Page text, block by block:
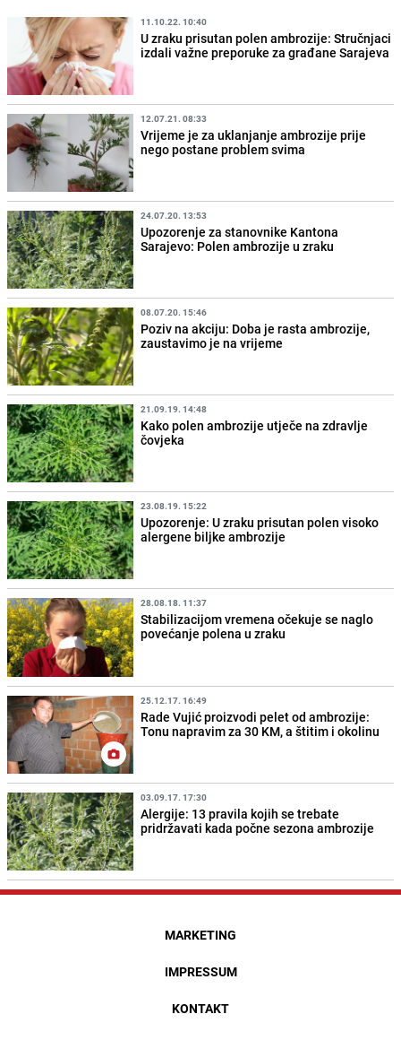
11.10.22. 10:40
U zraku prisutan polen ambrozije: Stručnjaci
izdali važne preporuke za građane Sarajeva
12.07.21. 08:33
Vrijeme je za uklanjanje ambrozije prije
nego postane problem svima
24.07.20. 13:53
Upozorenje za stanovnike Kantona
Sarajevo: Polen ambrozije u zraku
08.07.20. 15:46
Poziv na akciju: Doba je rasta ambrozije,
zaustavimo je na vrijeme
21.09.19. 14:48
Kako polen ambrozije utječe na zdravlje
čovjeka
23.08.19. 15:22
Upozorenje: U zraku prisutan polen visoko
alergene biljke ambrozije
28.08.18. 11:37
Stabilizacijom vremena očekuje se naglo
povećanje polena u zraku
25.12.17. 16:49
Rade Vujić proizvodi pelet od ambrozije:
Tonu napravim za 30 KM, a štitim i okolinu
03.09.17. 17:30
Alergije: 13 pravila kojih se trebate
pridržavati kada počne sezona ambrozije
MARKETING
IMPRESSUM
KONTAKT